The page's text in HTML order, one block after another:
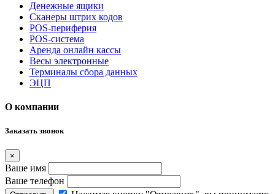
Денежные ящики
Сканеры штрих кодов
POS-периферия
POS-система
Аренда онлайн кассы
Весы электронные
Терминалы сбора данных
ЭЦП
О компании
Заказать звонок
×
Ваше имя
Ваше телефон